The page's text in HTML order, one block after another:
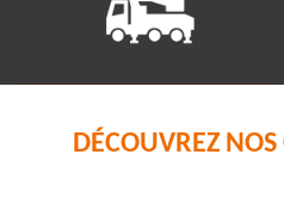
DÉCOUVREZ